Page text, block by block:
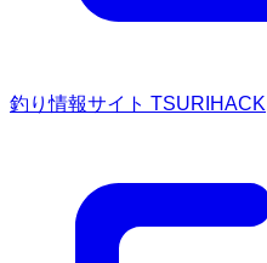
釣り情報サイト TSURIHACK